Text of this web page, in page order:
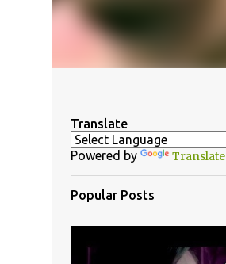
Translate
Powered by Translate
Popular Posts